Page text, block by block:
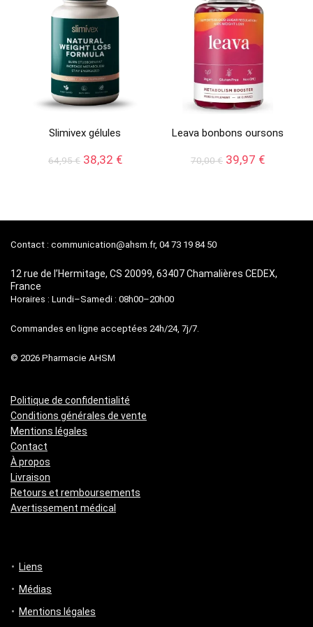
Slimivex gélules
64,95€ Le
38,32 €Le
Leava bonbons oursons
70,00€ Le
39,97 €Le
Contact : communication@ahsm.fr, 04 73 19 84 50
12 rue de l’Hermitage, CS 20099, 63407 Chamalières CEDEX,
France
Horaires : Lundi–Samedi : 08h00–20h00
Commandes en ligne acceptées 24h/24, 7j/7.
© 2026 Pharmacie AHSM
Politique de confidentialité
Conditions générales de vente
Mentions légales
Contact
À propos
Livraison
Retours et remboursements
Avertissement médical
Liens
Médias
Mentions légales